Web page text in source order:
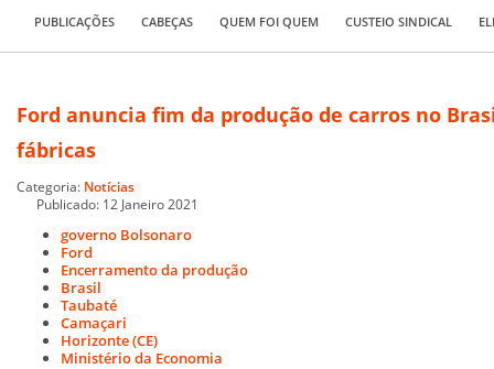
PUBLICAÇÕES CABEÇAS QUEM FOI QUEM CUSTEIO SINDICAL
Ford anuncia fim da produção de carros no
fábricas
Categoria: Notícias
Publicado: 12 Janeiro 2021
governo Bolsonaro
Ford
Encerramento da produção
Brasil
Taubaté
Camaçari
Horizonte (CE)
Ministério da Economia